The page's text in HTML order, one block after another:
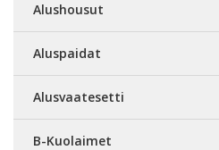
Alushousut
Aluspaidat
Alusvaatesetti
B-Kuolaimet